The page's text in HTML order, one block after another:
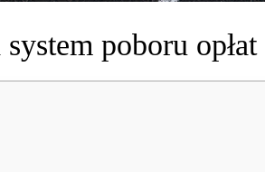
system poboru